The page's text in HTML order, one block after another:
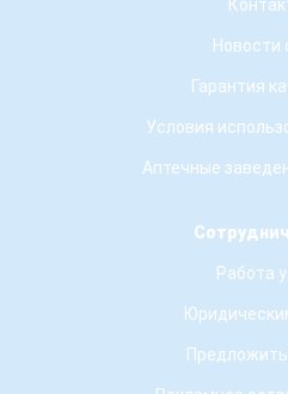
Новости
Гарантия
Условия
Аптечные
Работа